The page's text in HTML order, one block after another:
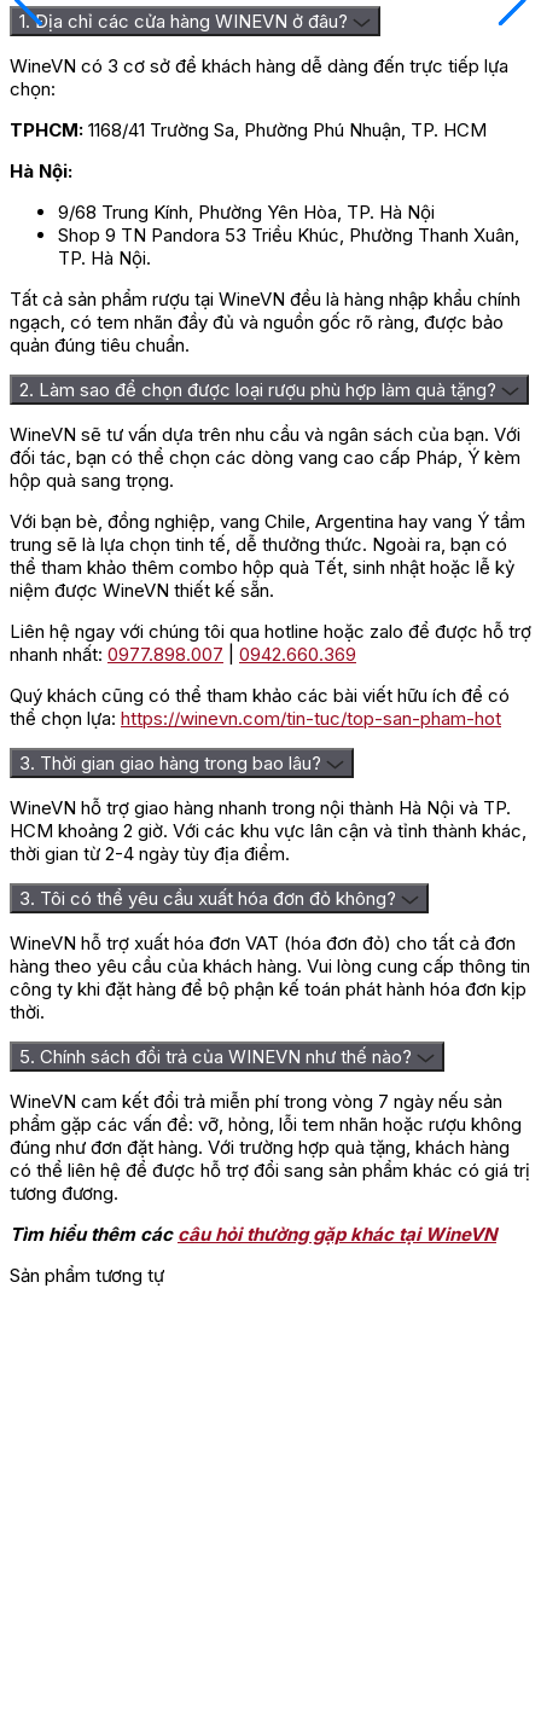
khoáng và có sự cay cay của ớt ngọt. Bạn sẽ cảm thấy vô
cùng thích thú với mùi hương lạ lẫm này nơi cổ họng.
Đánh giá
Chưa có đánh giá nào.
Hãy là người đầu tiên nhận xét “Rượu Vang L’esprit De
Chevalier Pessac Leognan”
Bạn phảiđăng nhậpđể gửi đánh giá.
1. Địa chỉ các cửa hàng WINEVN ở đâu?
WineVN có 3 cơ sở để khách hàng dễ dàng đến trực tiếp lựa
chọn:
TPHCM: 1168/41 Trường Sa, Phường Phú Nhuận, TP. HCM
Hà Nội:
9/68 Trung Kính, Phường Yên Hòa, TP. Hà Nội
Shop 9 TN Pandora 53 Triều Khúc, Phường Thanh Xuân,
TP. Hà Nội.
Tất cả sản phẩm rượu tại WineVN đều là hàng nhập khẩu chính
ngạch, có tem nhãn đầy đủ và nguồn gốc rõ ràng, được bảo
quản đúng tiêu chuẩn.
2. Làm sao để chọn được loại rượu phù hợp làm quà tặng?
WineVN sẽ tư vấn dựa trên nhu cầu và ngân sách của bạn. Với
đối tác, bạn có thể chọn các dòng vang cao cấp Pháp, Ý kèm
hộp quà sang trọng.
Với bạn bè, đồng nghiệp, vang Chile, Argentina hay vang Ý tầm
trung sẽ là lựa chọn tinh tế, dễ thưởng thức. Ngoài ra, bạn có
thể tham khảo thêm combo hộp quà Tết, sinh nhật hoặc lễ kỷ
niệm được WineVN thiết kế sẵn.
Liên hệ ngay với chúng tôi qua hotline hoặc zalo để được hỗ trợ
nhanh nhất: 0977.898.007
0942.660.369
Quý khách cũng có thể tham khảo các bài viết hữu ích để có
thể chọn lựa: https://winevn.com/tin-tuc/top-san-pham-hot
3. Thời gian giao hàng trong bao lâu?
WineVN hỗ trợ giao hàng nhanh trong nội thành Hà Nội và TP.
HCM khoảng 2 giờ. Với các khu vực lân cận và tỉnh thành khác,
thời gian từ 2-4 ngày tùy địa điểm.
3. Tôi có thể yêu cầu xuất hóa đơn đỏ không?
WineVN hỗ trợ xuất hóa đơn VAT (hóa đơn đỏ) cho tất cả đơn
hàng theo yêu cầu của khách hàng. Vui lòng cung cấp thông tin
công ty khi đặt hàng để bộ phận kế toán phát hành hóa đơn kịp
thời.
5. Chính sách đổi trả của WINEVN như thế nào?
WineVN cam kết đổi trả miễn phí trong vòng 7 ngày nếu sản
phẩm gặp các vấn đề: vỡ, hỏng, lỗi tem nhãn hoặc rượu không
đúng như đơn đặt hàng. Với trường hợp quà tặng, khách hàng
có thể liên hệ để được hỗ trợ đổi sang sản phẩm khác có giá trị
tương đương.
Tìm hiểu thêm các câu hỏi thường gặp khác tại WineVN
Sản phẩm tương tự